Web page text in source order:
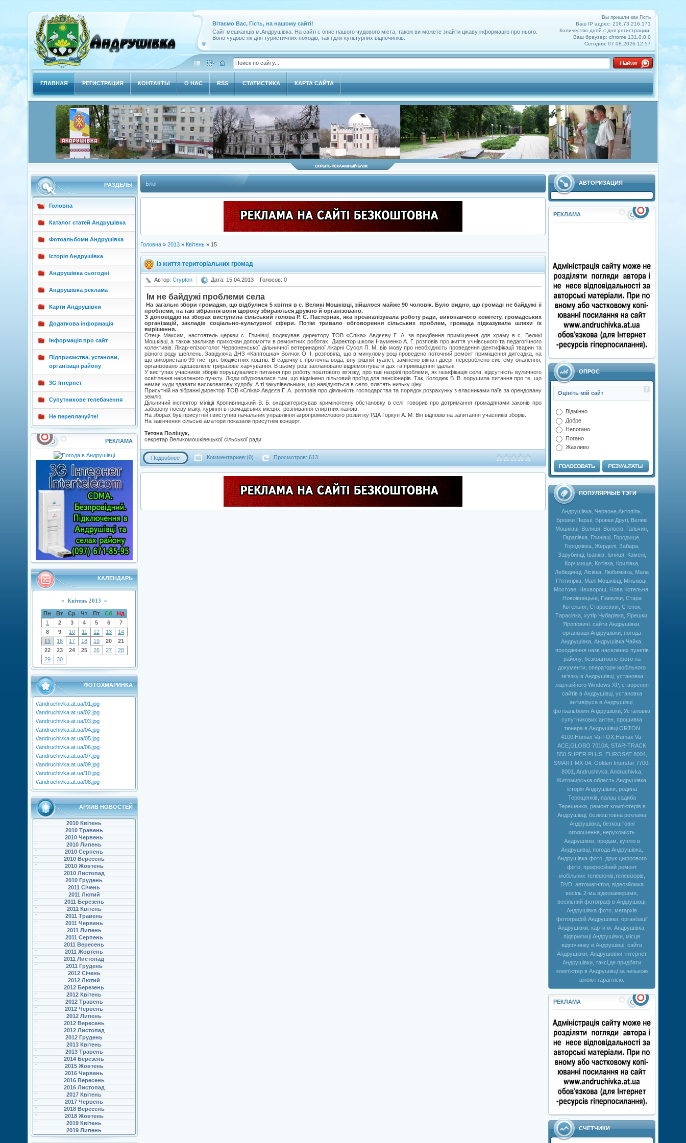
Вы пришли как Гість
Ваш IP адрес: 216.73.216.171
Количество дней с дня регистрации:
Ваш браузер: chrome 131.0.0.0
Сегодня: 07.08.2026 12:57
Вітаємо Вас, Гість, на нашому сайті!
Сайт мешканців м.Андрушівка. На сайті є опис нашого чудового міста, також ви можете знайти цікаву інформацію про нього.
Воно чудове як для туристичних походів, так і для культурних відпочинків.
ГЛАВНАЯ РЕГИСТРАЦИЯ КОНТАКТЫ О НАС RSS СТАТИСТИКА КАРТА САЙТА
РAЗДЕЛЫ
Головна
Каталог статей Андрушівка
Фотоальбоми Андрушівка
Історія Андрушівка
Андрушівка сьогодні
Андрушівка реклама
Карти Андрушівки
Додаткова інформація
Інформація про сайт
Підприємства, установи,
організації району
3G Інтернет
Супутникове телебачення
Не переплачуйте!
РЕКЛАМА
КАЛЕНДАРЬ
« Квітень 2013 »
Пн Вт Ср Чт Пт Сб
Нд
1
2 3 4 5 6
7
8
9 10 11 12 13
14
15
16 17 18 19 20
21
22
23 24 25 26 27
28
29
30
ФОТОХМАРИНКА
//andruchivka.at.ua/01.jpg
//andruchivka.at.ua/02.jpg
//andruchivka.at.ua/03.jpg
//andruchivka.at.ua/04.jpg
//andruchivka.at.ua/05.jpg
//andruchivka.at.ua/06.jpg
//andruchivka.at.ua/07.jpg
//andruchivka.at.ua/09.jpg
//andruchivka.at.ua/10.jpg
//andruchivka.at.ua/08.jpg
АРХИВ НОВОСТЕЙ
2010 Квітень
2010 Травень
2010 Червень
2010 Липень
2010 Серпень
2010 Вересень
2010 Жовтень
2010 Листопад
2010 Грудень
2011 Січень
2011 Лютий
2011 Березень
2011 Квітень
2011 Травень
2011 Червень
2011 Липень
2011 Серпень
2011 Вересень
2011 Жовтень
2011 Листопад
2011 Грудень
2012 Січень
2012 Лютий
2012 Березень
2012 Квітень
2012 Травень
2012 Червень
2012 Липень
2012 Вересень
2012 Листопад
2012 Грудень
2013 Квітень
2013 Травень
2014 Березень
2015 Жовтень
2016 Червень
2016 Вересень
2016 Листопад
2017 Квітень
2017 Червень
2018 Вересень
2018 Жовтень
2019 Квітень
2019 Липень
АВТОРИЗАЦИЯ
РЕКЛАМА
ОПРОС
Оцініть мій сайт
Відмінно
Добре
Непогано
Погано
Жахливо
ПОПУЛЯРНЫЕ ТЭГИ
Андрушівка, Червоне,Антопіль,
Бровки Перші, Бровки Другі, Великі
Мошківці, Волиця, Волосів, Гальчин,
Гарапівка, Глинівці, Городище,
Городківка, Жерделі, Забара,
Зарубинці, Іванків, Івниця, Камені,
Корчмище, Котівка, Крилівка,
Лебединці, Лісівка, Любимівка, Мала
П'ятигірка, Малі Мошківці, Міньківці,
Мостове, Нехворощ, Нова Котельня,
Новоівницьке, Павелки, Стара
Котельня, Старосілля, Степок,
Тарасівка, хутір Чубарівка, Ярешки,
Яроповичі. сайти Андрушівки,
організації Андрушівки, погода
Андрушівка, Андрушівка Чайка,
походження назв населених пунктів
району, безкоштовне фото на
документи, оператори мобільного
зв'язку в Андрушівці, установка
ліцензійного Windows XP, створення
сайтів в Андрушівці, установка
антивіруса в Андрушівці,
фотоальбоми Андрушівки, Установка
супутникових антен, прошивка
тюнера в Андрушівці ORTON
4100,Humax Va-FOX,Нumax Va-
ACE,GLOBO 7010A, STAR-TRACK
550 SUPER PLUS, EUROSAT 8004,
SMART MX-04, Golden Interstar 7700-
8001, Andrushivka, Andruchivka,
Житомирська область Андрушівка,
історія Андрушівки, родина
Терещенків, палац садиба
Терещенка, ремонт комп'ютерів в
Андрушівці, безкоштовна реклама
Андрушівка, безкоштовні
оголошення, нерухомість
Андрушівки, продам, куплю в
Андрушівці, погода Андрушівка,
Андрушівка фото, друк цифрового
фото, професійний ремонт
мобільних телефонів,телевізорів,
DVD, автомагнітол, відеозйомка
весіль 2-ма відеокамерами,
весільний фотограф в Андрушівці,
Андрушівка фото, мегархів
фотографій Андрушівки, організації
Андрушівки, карти м. Андрушівка,
підприємці Андрушівки, місця
відпочинку в Андрушівці, сайти
Андрушівки, Андрушовки, інтернет
Андрушівки, таксі,де придбати
комп'ютер в Андрушівці за низькою
ціною і гарантією.
РЕКЛАМА
СЧЕТЧИКИ
Блог
Головна» 2013 » Квітень » 15
Із життя територіальних громад
Автор: Crypton Дата: 15.04.2013 Голосов: 0
Ім не байдужі проблеми села
На загальні збори громадян, що відбулися 5 квітня в с. Великі Мошківці, зійшлося майже 90 чоловік. Було видно, що громаді не байдужі її
проблеми, на такі зібрання вони щороку збираються дружно й організовано.
З доповіддю на зборах виступила сільський голова Р. С. Пастернак, яка проаналізувала роботу ради, виконавчого комітету, громадських
організацій, закладів соціально-культурної сфери. Потім тривало обговорення сільських проблем, громада підказувала шляхи їх
вирішення.
Отець Максим, настоятель церкви с. Глинівці, подякував директору ТОВ «Спіка» Авдєєву Г. А. за придбання приміщення для храму в с. Великі
Мошківці, а також закликав прихожан допомогти в ремонтних роботах. Директор школи Науменко А. Г. розповів про життя учнівського та педагогічного
колективів. Лікар-епізоотолог Червоненської дільничної ветеринарної лікарні Сусол П. М. вів мову про необхідність проведення ідентифікації тварин та
різного роду щеплень. Завідуюча ДНЗ «Капітошка» Волчок О. І. розповіла, що в минулому році проведено поточний ремонт приміщення дитсадка, на
що використано 99 тис. грн. бюджетних коштів. В садочку є проточна вода, внутрішній туалет, замінено вікна і двері, перероблено систему опалення,
організовано здешевлене триразове харчування. В цьому році заплановано відремонтувати дах та приміщення їдальні.
У виступах учасників зборів порушувалися питання про роботу поштового зв’язку, про такі назрілі проблеми, як газифікація села, відсутність вуличного
освітлення населеного пункту. Люди обурювалися тим, що відмінено пільговий проїзд для пенсіонерів. Так, Колодюк В. В. порушила питання про те, що
немає куди здавати високовагову худобу. А ті закупівельники, що навідуються в село, платять низьку ціну.
Присутній на зібранні директор ТОВ «Спіка» Авдєєв Г. А. розповів про діяльність господарства та порядок розрахунку з власниками паїв за орендовану
землю.
Дільничий інспектор міліції Кропивницький В. Б. охарактеризував криміногенну обстановку в селі, говорив про дотримання громадянами законів про
заборону посіву маку, куріння в громадських місцях, розпивання спиртних напоїв.
На зборах був присутній і виступив начальник управління агропромислового розвитку РДА Горкун А. М. Він відповів на запитання учасників зборів.
На закінчення сільські аматори показали присутнім концерт.
Тетяна Поліщук,
секретар Великомошківецької сільської ради
Подробнее Комментариев:(0) Просмотров: 613